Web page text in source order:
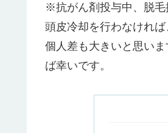
※抗がん剤投与中、脱毛
頭皮冷却を行わなけれ
個人差も大きいと思い
ば幸いです。